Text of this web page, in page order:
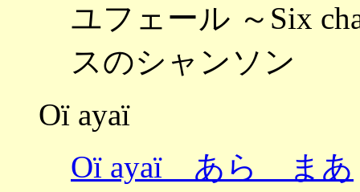
ユフェール ～Six
スのシャンソン
Oï ayaï
Oï ayaï あら まあ